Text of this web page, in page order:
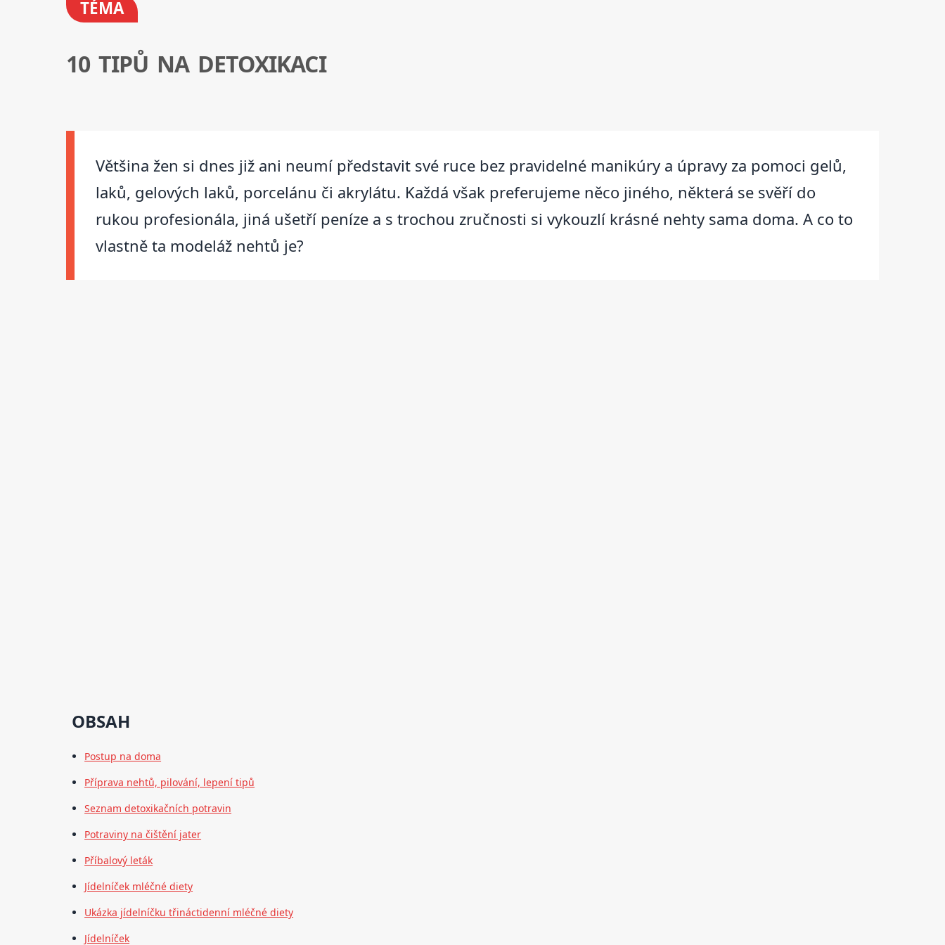
TÉMA
10 TIPŮ NA DETOXIKACI
Většina žen si dnes již ani neumí představit své ruce bez pravidelné manikúry a úpravy za pomoci gelů,
laků, gelových laků, porcelánu či akrylátu. Každá však preferujeme něco jiného, některá se svěří do
rukou profesionála, jiná ušetří peníze a s trochou zručnosti si vykouzlí krásné nehty sama doma. A co to
vlastně ta modeláž nehtů je?
OBSAH
Postup na doma
Příprava nehtů, pilování, lepení tipů
Seznam detoxikačních potravin
Potraviny na čištění jater
Příbalový leták
Jídelníček mléčné diety
Ukázka jídelníčku třináctidenní mléčné diety
Jídelníček